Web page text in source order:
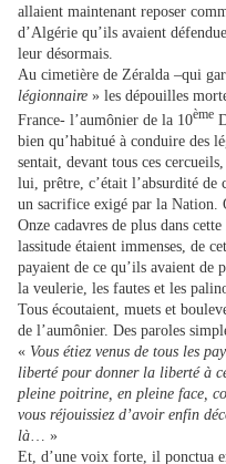
allaient maintenant reposer
d’Algérie qu’ils avaient
leur désormais.
Au cimetière de Zéralda –qui
légionnaire » les dépouilles
France- l’aumônier de la 10ème
bien qu’habitué à conduire des
sentait, devant tous ces
lui, prêtre, c’était l’absurdité de
un sacrifice exigé par la Nation.
Onze cadavres de plus dans
lassitude étaient immenses, de
payaient de ce qu’ils avaient de
la veulerie, les fautes et les
Tous écoutaient, muets et
de l’aumônier. Des paroles
« Vous étiez venus de tous les
liberté pour donner la liberté à
pleine poitrine, en pleine face,
vous réjouissiez d’avoir enfin
là … »
Et, d’une voix forte, il ponctua